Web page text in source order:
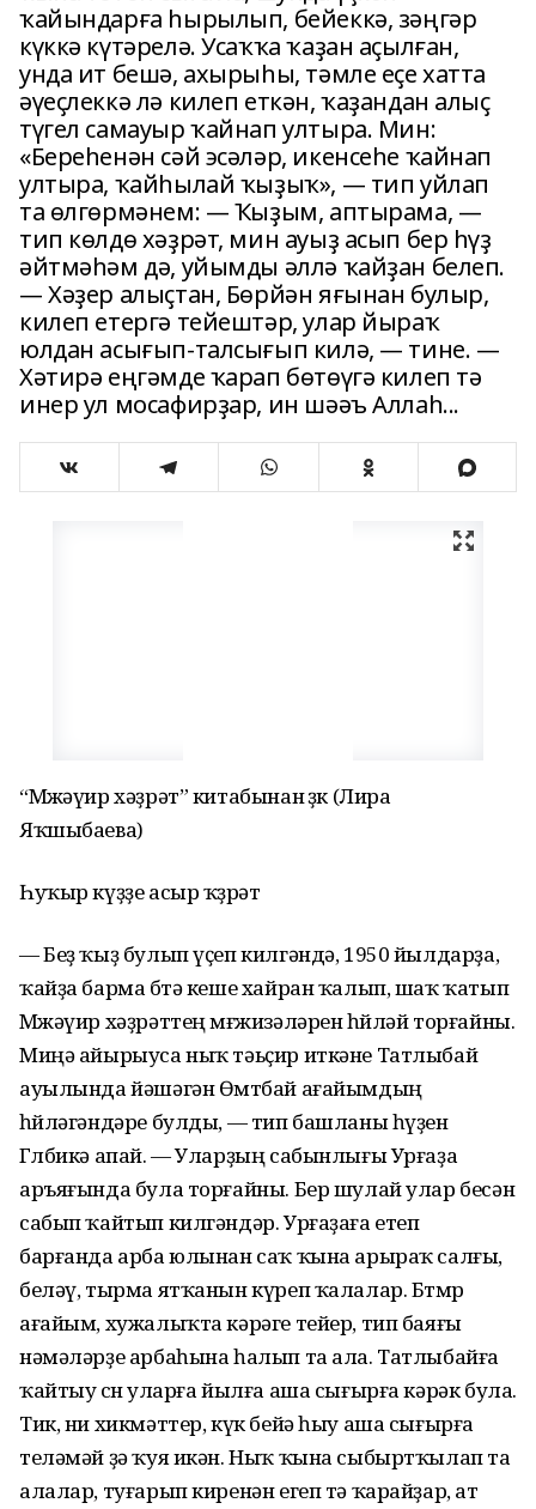
ҡайындарға һырылып, бейеккә, зәңгәр
күккә күтәрелә. Усаҡҡа ҡаҙан аҫылған,
унда ит бешә, ахырыһы, тәмле еҫе хатта
әүеҫлеккә лә килеп еткән, ҡаҙандан алыҫ
түгел самауыр ҡайнап ултыра. Мин:
«Береһенән сәй эсәләр, икенсеһе ҡайнап
ултыра, ҡайһылай ҡыҙыҡ», — тип уйлап
та өлгөрмәнем: — Ҡыҙым, аптырама, —
тип көлдө хәҙрәт, мин ауыҙ асып бер һүҙ
әйтмәһәм дә, уйымды әллә ҡайҙан белеп.
— Хәҙер алыҫтан, Бөрйән яғынан булыр,
килеп етергә тейештәр, улар йыраҡ
юлдан асығып-талсығып килә, — тине. —
Хәтирә еңгәмде ҡарап бөтөүгә килеп тә
инер ул мосафирҙар, ин шәәъ Аллаһ...
“Мөжәүир хәҙрәт” китабынан өҙөк (Лира
Яҡшыбаева)
Һуҡыр күҙҙе асыр ҡөҙрәт
— Беҙ ҡыҙ булып үҫеп килгәндә, 1950 йылдарҙа,
ҡайҙа барма бөтә кеше хайран ҡалып, шаҡ ҡатып
Мөжәүир хәҙрәттең мөғжизәләрен һөйләй торғайны.
Миңә айырыуса ныҡ тәьҫир иткәне Татлыбай
ауылында йәшәгән Өмөтбай ағайымдың
һөйләгәндәре булды, — тип башланы һүҙен
Гөлбикә апай. — Уларҙың сабынлығы Урғаҙа
аръяғында була торғайны. Бер шулай улар бесән
сабып ҡайтып килгәндәр. Урғаҙаға етеп
барғанда арба юлынан саҡ ҡына арыраҡ салғы,
беләү, тырма ятҡанын күреп ҡалалар. Бөтмөр
ағайым, хужалыҡта кәрәге тейер, тип баяғы
нәмәләрҙе арбаһына һалып та ала. Татлыбайға
ҡайтыу өсөн уларға йылға аша сығырға кәрәк була.
Тик, ни хикмәттер, күк бейә һыу аша сығырға
теләмәй ҙә ҡуя икән. Ныҡ ҡына сыбыртҡылап та
алалар, туғарып киренән егеп тә ҡарайҙар, ат